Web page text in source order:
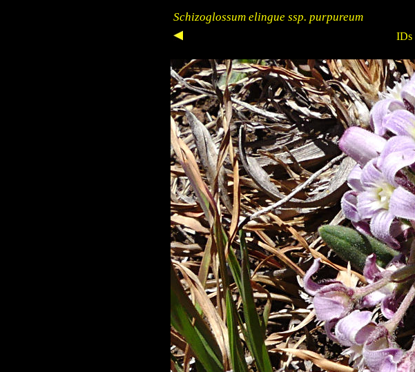
Schizoglossum elingue ssp. purpureum
IDs